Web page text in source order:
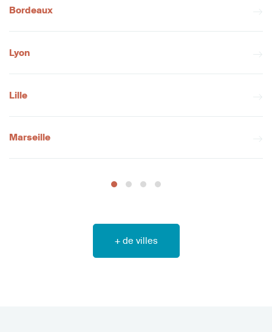
Bordeaux
Lyon
Lille
Marseille
+ de villes